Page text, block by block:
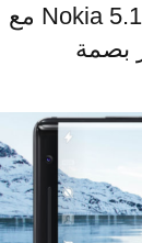
الإعلان الرسمي عن هاتف Nokia 5.1 Plus مع
بصمة